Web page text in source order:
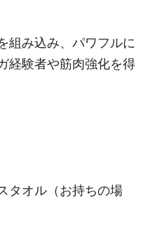
組み込み、パワフルに
経験者や筋肉強化を得
タオル（お持ちの場